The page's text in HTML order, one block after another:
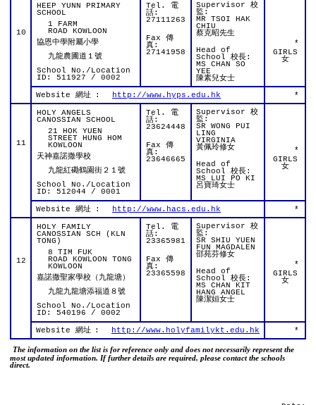
10
HEEP YUNN PRIMARY
SCHOOL
1 FARM
ROAD KOWLOON
協恩中學附屬小學
九龍農圃道１號
School No./Location
ID: 511927 / 0002
Tel. 電
話:
27111263
Fax 傳
真:
27141958
Supervisor 校
監:
MR TSOI HAK
CHIU
蔡克昭先生
Head of
School 校長:
MS CHAN SO
YEE
陳素兒女士
*
GIRLS
女
Website 網址 : http://www.hyps.edu.hk *
11
HOLY ANGELS
CANOSSIAN SCHOOL
21 HOK YUEN
STREET HUNG HOM
KOWLOON
天神嘉諾撒學校
九龍紅磡鶴園街２１號
School No./Location
ID: 512044 / 0001
Tel. 電
話:
23624448
Fax 傳
真:
23646665
Supervisor 校
監:
SR WONG PUI
LING
VIRGINIA
黃佩玲修女
Head of
School 校長:
MS LUI PO KI
呂寶琦女士
*
GIRLS
女
Website 網址 : http://www.hacs.edu.hk *
12
HOLY FAMILY
CANOSSIAN SCH (KLN
TONG)
8 TIM FUK
ROAD KOWLOON TONG
KOWLOON
嘉諾撒聖家學校（九龍塘）
九龍九龍塘添福道８號
School No./Location
ID: 540196 / 0002
Tel. 電
話:
23365981
Fax 傳
真:
23365598
Supervisor 校
監:
SR SHIU YUEN
FUN MAGDALEN
邵苑芬修女
Head of
School 校長:
MS CHAN KIT
HANG ANGEL
陳潔姮女士
*
GIRLS
女
Website 網址 : http://www.holyfamilykt.edu.hk *
The information on the list is for reference only and does not necessarily represent the
most updated information. If further details are required, please contact the schools
direct.